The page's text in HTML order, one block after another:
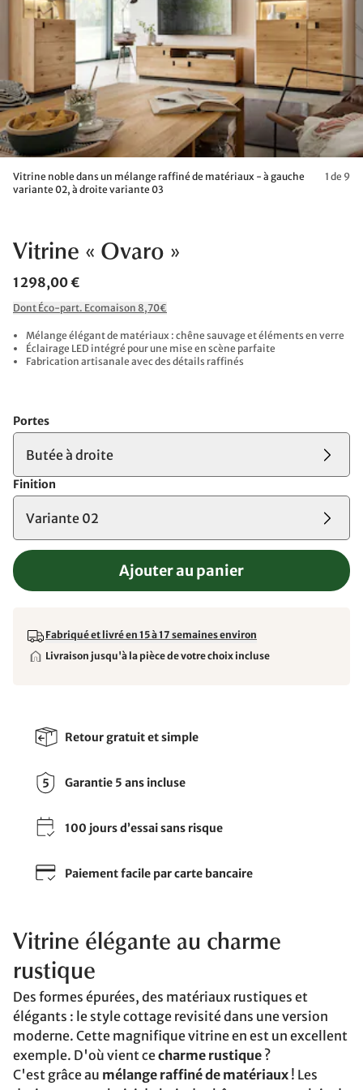
Vitrine noble dans un mélange raffiné de matériaux - à gauche
variante 02, à droite variante 03
1 de 9
Vitrine « Ovaro »
1 298,00 €
Dont Éco-part. Ecomaison 8,70€
Mélange élégant de matériaux : chêne sauvage et éléments en verre
Éclairage LED intégré pour une mise en scène parfaite
Fabrication artisanale avec des détails raffinés
Portes
Butée à droite
Finition
Variante 02
Ajouter au panier
Fabriqué et livré en 15 à 17 semaines environ
Livraison jusqu'à la pièce de votre choix incluse
Retour gratuit et simple
Garantie 5 ans incluse
100 jours d’essai sans risque
Paiement facile par carte bancaire
Vitrine élégante au charme
rustique
Des formes épurées, des matériaux rustiques et
élégants : le style cottage revisité dans une version
moderne. Cette magnifique vitrine en est un excellent
exemple. D'où vient cecharme rustique ?
C'est grâce au mélange raffiné de matériaux ! Les